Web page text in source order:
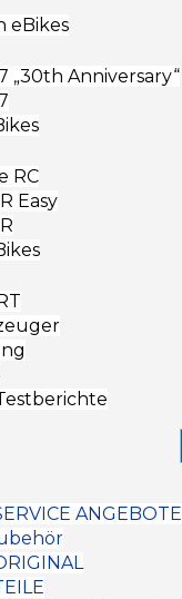
eBikes
„30th Anniversary“
RC
Easy
ANGEBOTE